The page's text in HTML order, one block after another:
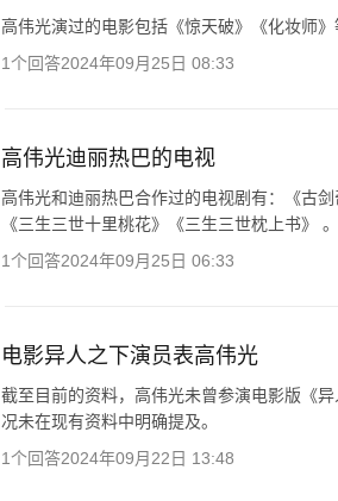
高伟光演过的电影包括《惊天破》《化妆师》
1个回答2024年09月25日 08:33
高伟光迪丽热巴的电视
高伟光和迪丽热巴合作过的电视剧有：《古
《三生三世十里桃花》《三生三世枕上书》
1个回答2024年09月25日 06:33
电影异人之下演员表高伟光
截至目前的资料，高伟光未曾参演电影版《
况未在现有资料中明确提及。
1个回答2024年09月22日 13:48